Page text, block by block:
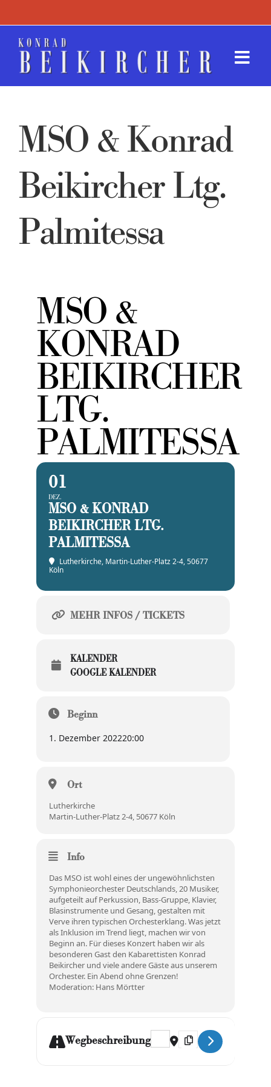
Inhalt
springen
MSO & Konrad
Beikircher Ltg.
Palmitessa
MSO &
KONRAD
BEIKIRCHER
LTG.
PALMITESSA
01
DEZ.
MSO & KONRAD
BEIKIRCHER LTG.
PALMITESSA
Lutherkirche, Martin-Luther-Platz 2-4, 50677
Köln
MEHR INFOS / TICKETS
KALENDER
GOOGLE KALENDER
Beginn
1. Dezember 202220:00
Ort
Lutherkirche
Martin-Luther-Platz 2-4, 50677 Köln
Info
Das MSO ist wohl eines der ungewöhnlichsten
Symphonieorchester Deutschlands, 20 Musiker,
aufgeteilt auf Perkussion, Bass-Gruppe, Klavier,
Blasinstrumente und Gesang, gestalten mit
Verve ihren typischen Orchesterklang. Was jetzt
als Inklusion im Trend liegt, machen wir von
Beginn an. Für dieses Konzert haben wir als
besonderen Gast den Kabarettisten Konrad
Beikircher und viele andere Gäste aus unserem
Orchester. Ein Abend ohne Grenzen!
Moderation: Hans Mörtter
WegbeschreibungAddress - MSO & Konrad
Destination Address -